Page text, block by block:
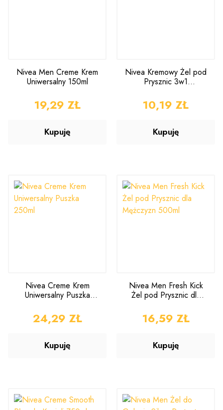
Nivea Men Creme Krem
Uniwersalny 150ml
CENA
19,29 ZŁ
Kupuję
Nivea Kremowy Żel pod
Prysznic 3w1
CENA
10,19 ZŁ
Kupuję
Nivea Creme Krem
Uniwersalny Puszka
CENA
24,29 ZŁ
Kupuję
Nivea Men Fresh Kick
Żel pod Prysznic dla
CENA
16,59 ZŁ
Kupuję